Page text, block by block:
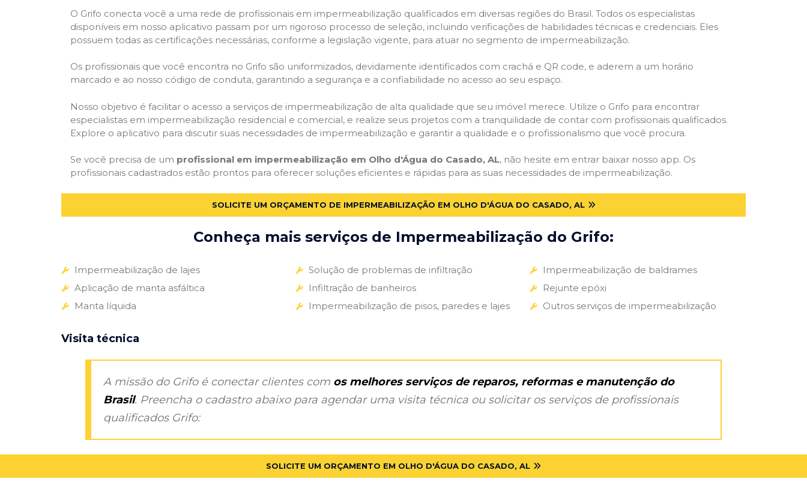
O Grifo conecta você a uma rede de profissionais em impermeabilização qualificados em diversas regiões do Brasil. Todos os especialistas
disponíveis em nosso aplicativo passam por um rigoroso processo de seleção, incluindo verificações de habilidades técnicas e credenciais. Eles
possuem todas as certificações necessárias, conforme a legislação vigente, para atuar no segmento de impermeabilização.
Os profissionais que você encontra no Grifo são uniformizados, devidamente identificados com crachá e QR code, e aderem a um horário
marcado e ao nosso código de conduta, garantindo a segurança e a confiabilidade no acesso ao seu espaço.
Nosso objetivo é facilitar o acesso a serviços de impermeabilização de alta qualidade que seu imóvel merece. Utilize o Grifo para encontrar
especialistas em impermeabilização residencial e comercial, e realize seus projetos com a tranquilidade de contar com profissionais qualificados.
Explore o aplicativo para discutir suas necessidades de impermeabilização e garantir a qualidade e o profissionalismo que você procura.
Se você precisa de um profissional em impermeabilização em Olho d'Água do Casado, AL, não hesite em entrar baixar nosso app. Os
profissionais cadastrados estão prontos para oferecer soluções eficientes e rápidas para as suas necessidades de impermeabilização.
SOLICITE UM ORÇAMENTO DE IMPERMEABILIZAÇÃO EM OLHO D'ÁGUA DO CASADO, AL
Conheça mais serviços de Impermeabilização do Grifo:
Impermeabilização de lajes
Aplicação de manta asfáltica
Manta líquida
Solução de problemas de infiltração
Infiltração de banheiros
Impermeabilização de pisos, paredes e lajes
Impermeabilização de baldrames
Rejunte epóxi
Outros serviços de impermeabilização
Visita técnica
A missão do Grifo é conectar clientes com os melhores serviços de reparos, reformas e manutenção do
Brasil. Preencha o cadastro abaixo para agendar uma visita técnica ou solicitar os serviços de profissionais
qualificados Grifo:
SOLICITE UM ORÇAMENTO EM OLHO D'ÁGUA DO CASADO, AL